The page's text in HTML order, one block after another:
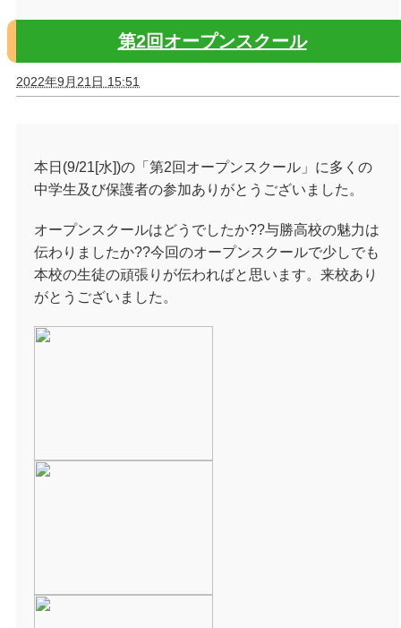
第2回オープンスクール
2022年9月21日 15:51
本日(9/21[水])の「第2回オープンスクール」に多くの
中学生及び保護者の参加ありがとうございました。
オープンスクールはどうでしたか??与勝高校の魅力は
伝わりましたか??今回のオープンスクールで少しでも
本校の生徒の頑張りが伝わればと思います。来校あり
がとうございました。